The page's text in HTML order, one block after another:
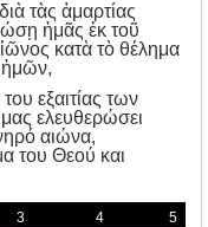
τὰς ἁμαρτίας
ἡμᾶς ἐκ τοῦ
κατὰ τὸ θέλημα
ἡμῶν,
εξαιτίας των
ελευθερώσει
αιώνα,
του Θεού και
3 4 5